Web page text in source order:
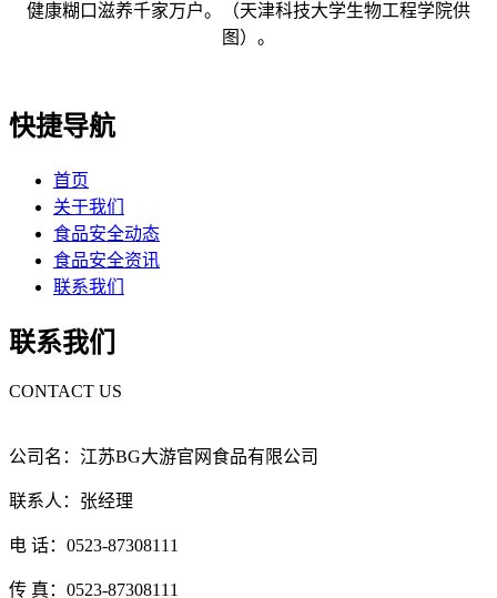
健康糊口滋养千家万户。（天津科技大学生物工程学院供
图）。
快捷导航
首页
关于我们
食品安全动态
食品安全资讯
联系我们
联系我们
CONTACT US
公司名：江苏BG大游官网食品有限公司
联系人：张经理
电 话：0523-87308111
传 真：0523-87308111